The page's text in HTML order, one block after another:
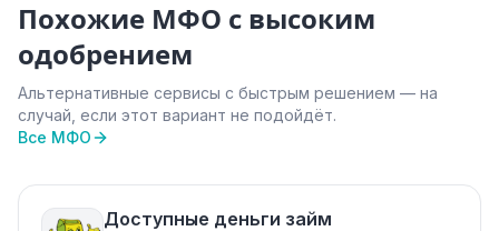
Похожие МФО с высоким
одобрением
Альтернативные сервисы с быстрым решением — на
случай, если этот вариант не подойдёт.
Все МФО
Доступные деньги займ